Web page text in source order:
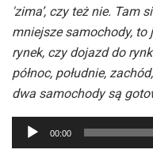
'zima’, czy też nie. Tam
mniejsze samochody, to
rynek, czy dojazd do
północ, południe,
dwa samochody są
Odtwarzacz
plików
00:00